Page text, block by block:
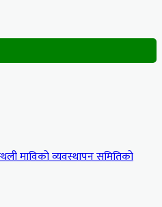
माविको व्यवस्थापन समितिको